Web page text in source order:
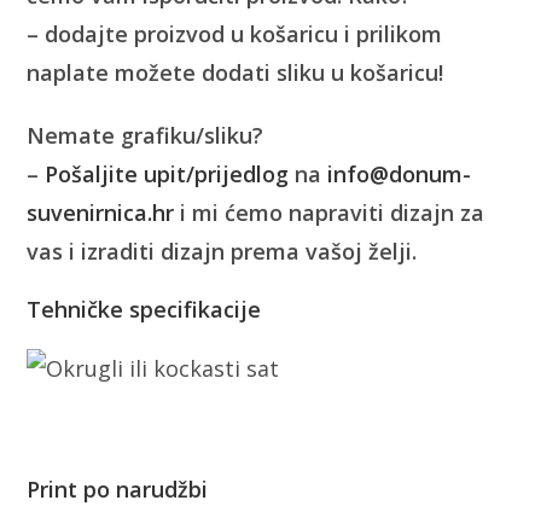
– dodajte proizvod u košaricu i prilikom
naplate možete dodati sliku u košaricu!
Nemate grafiku/sliku?
– Pošaljite upit/prijedlog na info@donum-
suvenirnica.hr i mi ćemo napraviti dizajn za
vas i izraditi dizajn prema vašoj želji.
Tehničke specifikacije
Print po narudžbi